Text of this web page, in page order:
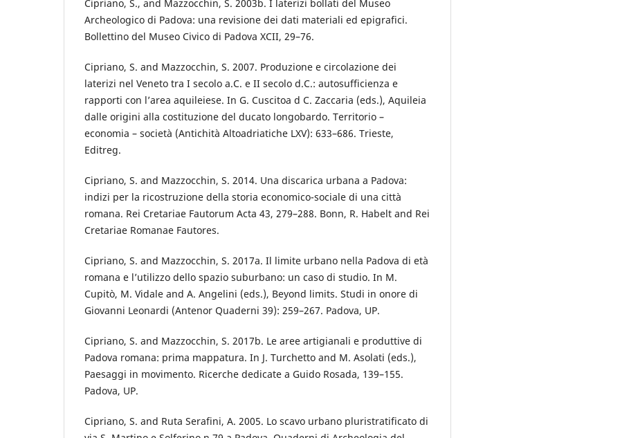
Cipriano, S., and Mazzocchin, S. 2003b. I laterizi bollati del Museo
Archeologico di Padova: una revisione dei dati materiali ed epigrafici.
Bollettino del Museo Civico di Padova XCII, 29–76.
Cipriano, S. and Mazzocchin, S. 2007. Produzione e circolazione dei
laterizi nel Veneto tra I secolo a.C. e II secolo d.C.: autosufficienza e
rapporti con l’area aquileiese. In G. Cuscitoa d C. Zaccaria (eds.), Aquileia
dalle origini alla costituzione del ducato longobardo. Territorio –
economia – società (Antichità Altoadriatiche LXV): 633–686. Trieste,
Editreg.
Cipriano, S. and Mazzocchin, S. 2014. Una discarica urbana a Padova:
indizi per la ricostruzione della storia economico-sociale di una città
romana. Rei Cretariae Fautorum Acta 43, 279–288. Bonn, R. Habelt and Rei
Cretariae Romanae Fautores.
Cipriano, S. and Mazzocchin, S. 2017a. Il limite urbano nella Padova di età
romana e l’utilizzo dello spazio suburbano: un caso di studio. In M.
Cupitò, M. Vidale and A. Angelini (eds.), Beyond limits. Studi in onore di
Giovanni Leonardi (Antenor Quaderni 39): 259–267. Padova, UP.
Cipriano, S. and Mazzocchin, S. 2017b. Le aree artigianali e produttive di
Padova romana: prima mappatura. In J. Turchetto and M. Asolati (eds.),
Paesaggi in movimento. Ricerche dedicate a Guido Rosada, 139–155.
Padova, UP.
Cipriano, S. and Ruta Serafini, A. 2005. Lo scavo urbano pluristratificato di